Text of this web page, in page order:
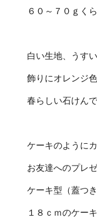
６０～７０ｇく
白い生地、うす
飾りにオレンジ
春らしい石けんで
ケーキのように
お友達へのプレ
ケーキ型（蓋つ
１８ｃｍのケー